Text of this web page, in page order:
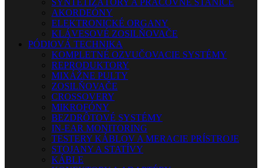
SYNTETIZÁTORY A PRACOVNÉ STANICE
AKORDEÓNY
ELEKTRONICKÉ ORGANY
KLÁVESOVÉ ZOSILŇOVAČE
PÓDIOVÁ TECHNIKA
KOMPLETNÉ OZVUČOVACIE SYSTÉMY
REPRODUKTORY
MIXÁŽNE PULTY
ZOSILŇOVAČE
CROSSOVERY
MIKROFÓNY
BEZDRÔTOVÉ SYSTÉMY
IN-EAR MONITORING
TESTERY KÁBLOV A MERACIE PRÍSTROJE
STOJANY A STATÍVY
KÁBLE